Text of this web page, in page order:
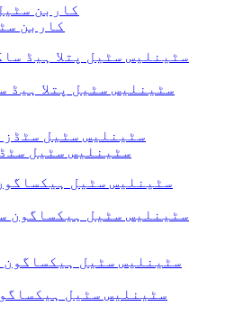
کاربن
سٹینلیس سٹیل پتلا ہیڈ
سٹینلیس سٹیل
سٹینلیس سٹیل ہیکساگون
سٹینلیس سٹیل